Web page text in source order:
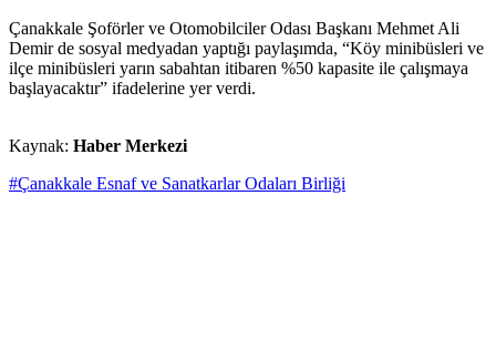
Çanakkale Şoförler ve Otomobilciler Odası Başkanı Mehmet Ali
Demir de sosyal medyadan yaptığı paylaşımda, “Köy minibüsleri ve
ilçe minibüsleri yarın sabahtan itibaren %50 kapasite ile çalışmaya
başlayacaktır” ifadelerine yer verdi.
Kaynak: Haber Merkezi
#Çanakkale Esnaf ve Sanatkarlar Odaları Birliği